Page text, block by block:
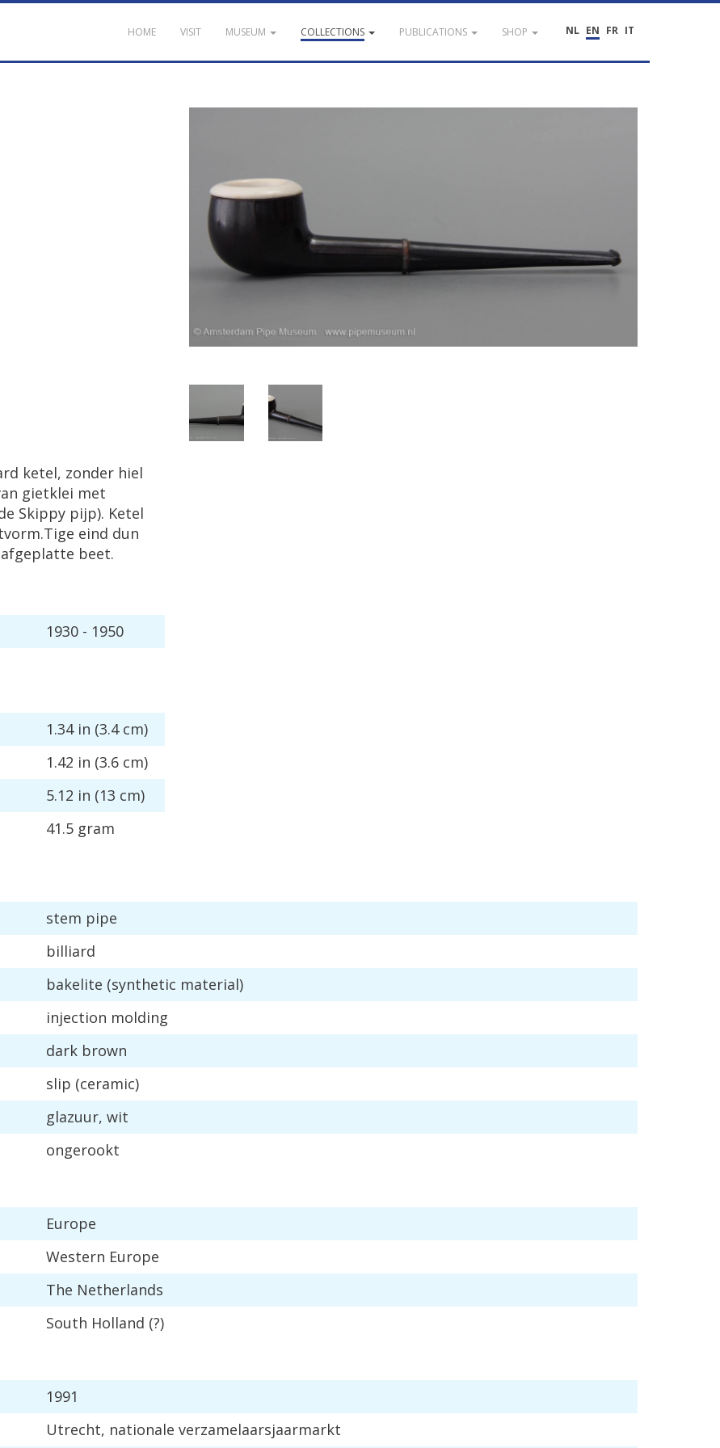
NL EN FR IT
HOME VISIT MUSEUM COLLECTIONS PUBLICATIONS SHOP
ketel, zonder hiel
gietklei met
Skippy pijp). Ketel
.Tige eind dun
afgeplatte beet.
1930 - 1950
1.34 in (3.4 cm)
1.42 in (3.6 cm)
5.12 in (13 cm)
41.5 gram
stem pipe
billiard
bakelite (synthetic material)
injection molding
dark brown
slip (ceramic)
glazuur, wit
ongerookt
Europe
Western Europe
The Netherlands
South Holland (?)
1991
Utrecht, nationale verzamelaarsjaarmarkt